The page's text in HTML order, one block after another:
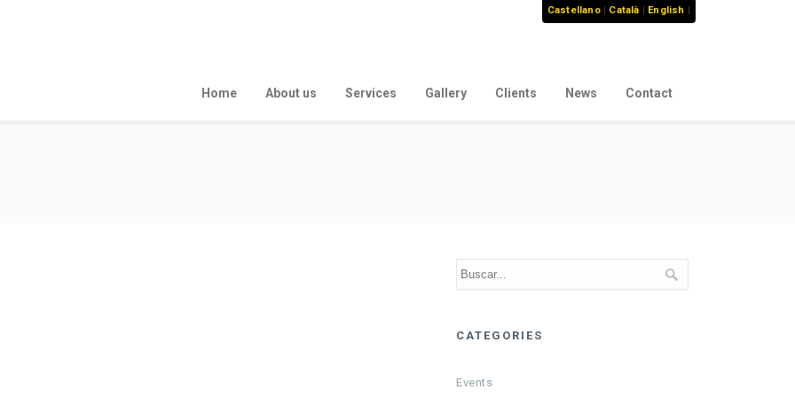
Castellano| Català | English |
Home About us Services Gallery Clients News Contact
CATEGORIES
Events